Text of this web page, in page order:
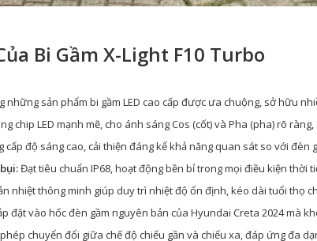
Bi Gầm X-Light F10 Turbo
những sản phẩm bi gầm LED cao cấp được ưa chuộng, sở hữu
chip LED mạnh mẽ, cho ánh sáng Cos (cốt) và Pha (pha) rõ ràng,
cấp độ sáng cao, cải thiện đáng kể khả năng quan sát so với đèn
Đạt tiêu chuẩn IP68, hoạt động bền bỉ trong mọi điều kiện thời
nhiệt thông minh giúp duy trì nhiệt độ ổn định, kéo dài tuổi thọ
đặt vào hốc đèn gầm nguyên bản của Hyundai Creta 2024 mà
chuyển đổi giữa chế độ chiếu gần và chiếu xa, đáp ứng đa